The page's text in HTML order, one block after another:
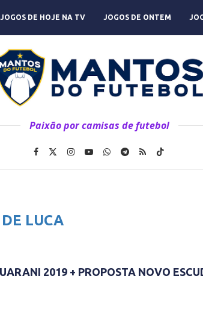
JOGOS DE HOJE NA TV JOGOS DE ONTEM
Paixão por camisas de futebol
LUCA
2019 + PROPOSTA NOVO